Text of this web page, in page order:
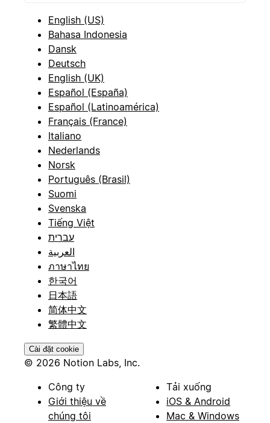
English (US)
Bahasa Indonesia
Dansk
Deutsch
English (UK)
Español (España)
Español (Latinoamérica)
Français (France)
Italiano
Nederlands
Norsk
Português (Brasil)
Suomi
Svenska
Tiếng Việt
עברית
العربية
ภาษาไทย
한국어
日本語
简体中文
繁體中文
Cài đặt cookie
© 2026 Notion Labs, Inc.
Công ty
Giới thiệu về
chúng tôi
Tải xuống
iOS & Android
Mac & Windows